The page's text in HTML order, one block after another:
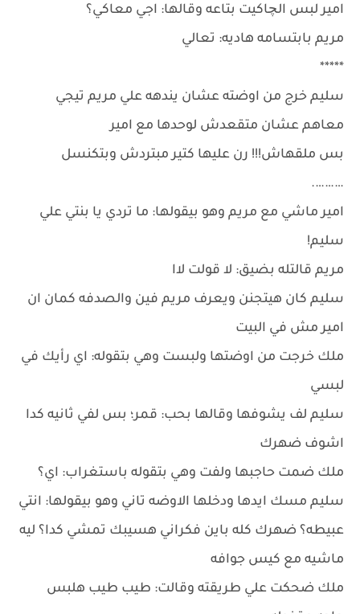
امير لبس الچاكيت بتاعه وقالها: اجي معاكي؟
مريم بابتسامه هاديه: تعالي
*****
سليم خرج من اوضته عشان يندهه علي مريم تيجي
معاهم عشان متقعدش لوحدها مع امير
بس ملقهاش!!! رن عليها كتير مبتردش وبتكنسل
……….
امير ماشي مع مريم وهو بيقولها: ما تردي يا بنتي علي
سليم!
مريم قالتله بضيق: لا قولت لاا
سليم كان هيتجنن ويعرف مريم فين والصدفه كمان ان
امير مش في البيت
ملك خرجت من اوضتها ولبست وهي بتقوله: اي رأيك في
لبسي
سليم لف يشوفها وقالها بحب: قمر؛ بس لفي ثانيه كدا
اشوف ضهرك
ملك ضمت حاجبها ولفت وهي بتقوله باستغراب: اي؟
سليم مسك ايدها ودخلها الاوضه تاني وهو بيقولها: انتي
عبيطه؟ ضهرك كله باين فكراني هسيبك تمشي كدا؟ ليه
ماشيه مع كيس جوافه
ملك ضحكت علي طريقته وقالت: طيب طيب هلبس